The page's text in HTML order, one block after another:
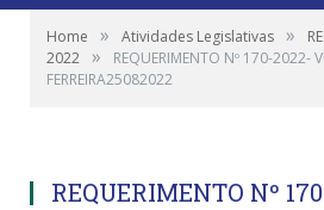
Home » Atividades Legislativas »
2022 »
REQUERIMENTO Nº 170-2022-
FERREIRA25082022
REQUERIMENTO Nº